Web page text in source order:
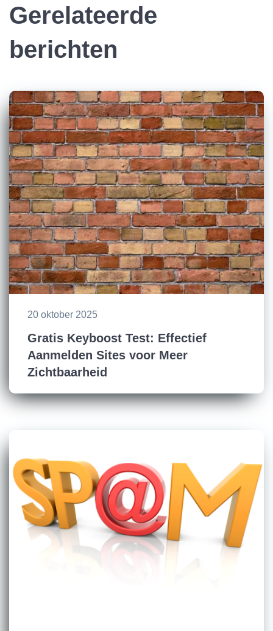
Gerelateerde
berichten
20 oktober 2025
Gratis Keyboost Test: Effectief
Aanmelden Sites voor Meer
Zichtbaarheid